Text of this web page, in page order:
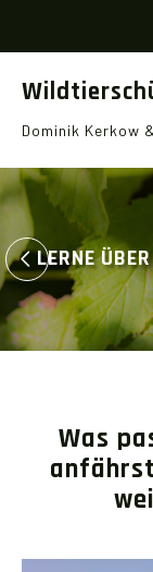
Dominik Kerkow
LERNE
Was